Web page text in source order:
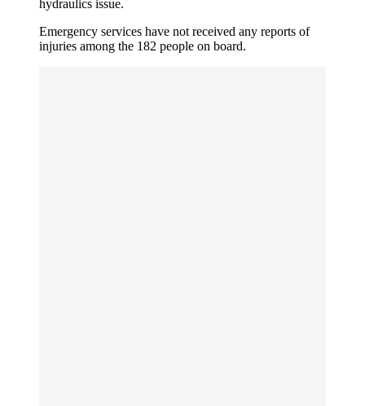
hydraulics issue.
Emergency services have not received any reports of
injuries among the 182 people on board.